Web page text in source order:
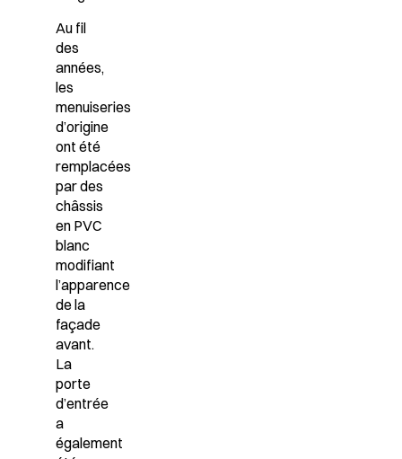
Au fil
des
années,
les
menuiseries
d’origine
ont été
remplacées
par des
châssis
en PVC
blanc
modifiant
l’apparence
de la
façade
avant.
La
porte
d’entrée
a
également